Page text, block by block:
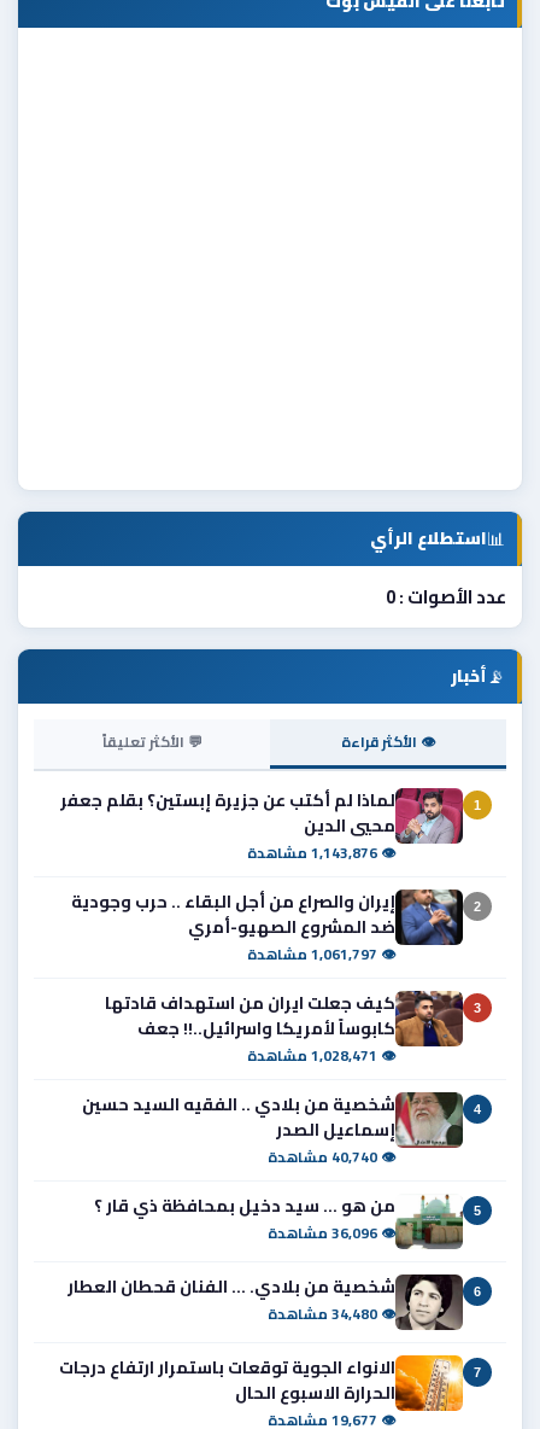
📊استطلاع الرأي
عدد الأصوات : 0
📡أخبار
👁 الأكثر قراءة 💬 الأكثر تعليقاً
1
لماذا لم أكتب عن جزيرة إبستين؟ بقلم جعفر
محيي الدين
👁 1,143,876 مشاهدة
2
إيران والصراع من أجل البقاء .. حرب وجودية
ضد المشروع الصهيو-أمري
👁 1,061,797 مشاهدة
3
كيف جعلت ايران من استهداف قادتها
كابوساً لأمريكا واسرائيل..!! جعف
👁 1,028,471 مشاهدة
4
شخصية من بلادي .. الفقيه السيد حسين
إسماعيل الصدر
👁 40,740 مشاهدة
5 من هو ... سيد دخيل بمحافظة ذي قار ؟
👁 36,096 مشاهدة
6 شخصية من بلادي. ... الفنان قحطان العطار
👁 34,480 مشاهدة
7
الانواء الجوية توقعات باستمرار ارتفاع درجات
الحرارة الاسبوع الحال
👁 19,677 مشاهدة